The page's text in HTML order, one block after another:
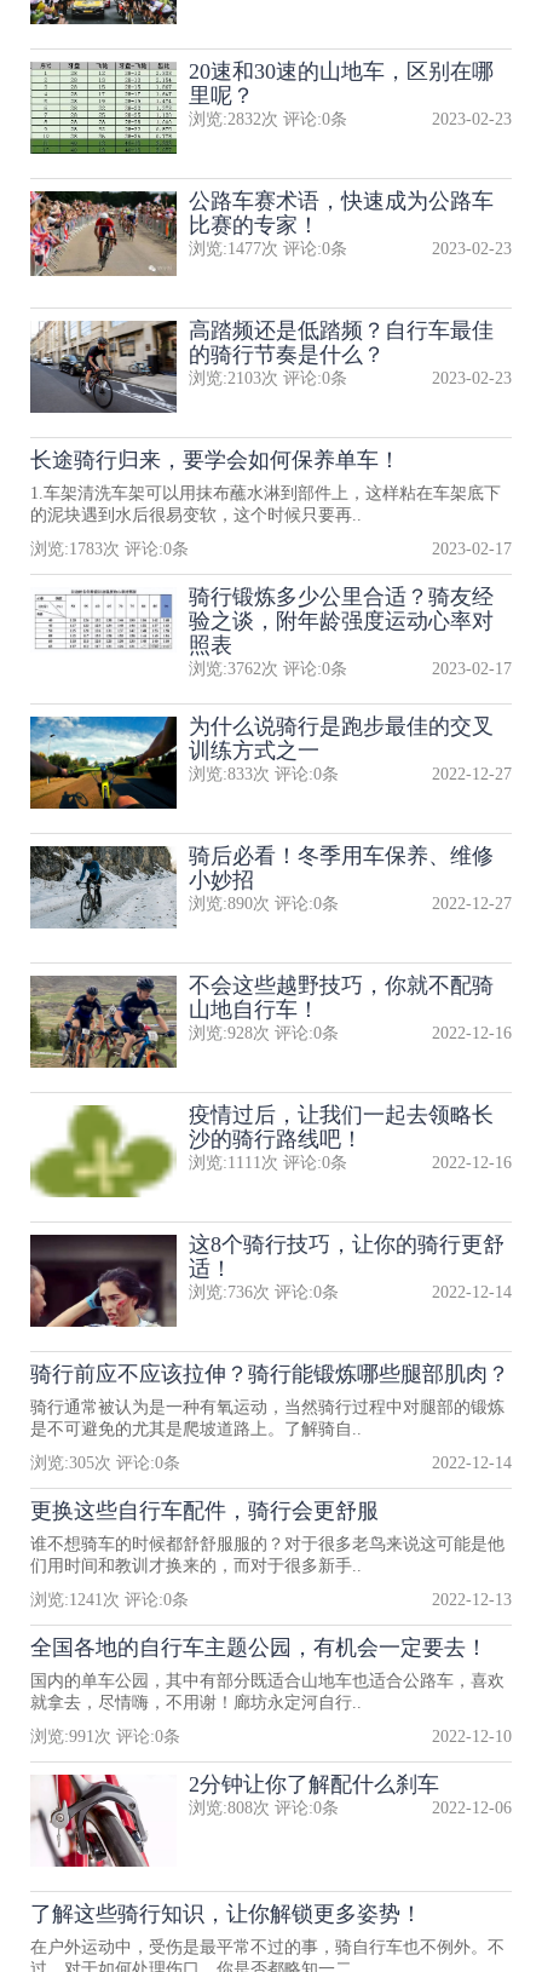
20速和30速的山地车，区别在哪
里呢？
浏览:2832次 评论:0条 2023-02-23
公路车赛术语，快速成为公路车
比赛的专家！
浏览:1477次 评论:0条 2023-02-23
高踏频还是低踏频？自行车最佳
的骑行节奏是什么？
浏览:2103次 评论:0条 2023-02-23
长途骑行归来，要学会如何保养单车！
1.车架清洗车架可以用抹布蘸水淋到部件上，这样粘在车架底下
的泥块遇到水后很易变软，这个时候只要再..
浏览:1783次 评论:0条 2023-02-17
骑行锻炼多少公里合适？骑友经
验之谈，附年龄强度运动心率对
照表
浏览:3762次 评论:0条 2023-02-17
为什么说骑行是跑步最佳的交叉
训练方式之一
浏览:833次 评论:0条 2022-12-27
骑后必看！冬季用车保养、维修
小妙招
浏览:890次 评论:0条 2022-12-27
不会这些越野技巧，你就不配骑
山地自行车！
浏览:928次 评论:0条 2022-12-16
疫情过后，让我们一起去领略长
沙的骑行路线吧！
浏览:1111 次 评论:0条 2022-12-16
这8个骑行技巧，让你的骑行更舒
适！
浏览:736次 评论:0条 2022-12-14
骑行前应不应该拉伸？骑行能锻炼哪些腿部肌肉？
骑行通常被认为是一种有氧运动，当然骑行过程中对腿部的锻炼
是不可避免的尤其是爬坡道路上。了解骑自..
浏览:305次 评论:0条 2022-12-14
更换这些自行车配件，骑行会更舒服
谁不想骑车的时候都舒舒服服的？对于很多老鸟来说这可能是他
们用时间和教训才换来的，而对于很多新手..
浏览:1241 次 评论:0条 2022-12-13
全国各地的自行车主题公园，有机会一定要去！
国内的单车公园，其中有部分既适合山地车也适合公路车，喜欢
就拿去，尽情嗨，不用谢！廊坊永定河自行..
浏览:991 次 评论:0条 2022-12-10
2分钟让你了解配什么刹车
浏览:808次 评论:0条 2022-12-06
了解这些骑行知识，让你解锁更多姿势！
在户外运动中，受伤是最平常不过的事，骑自行车也不例外。不